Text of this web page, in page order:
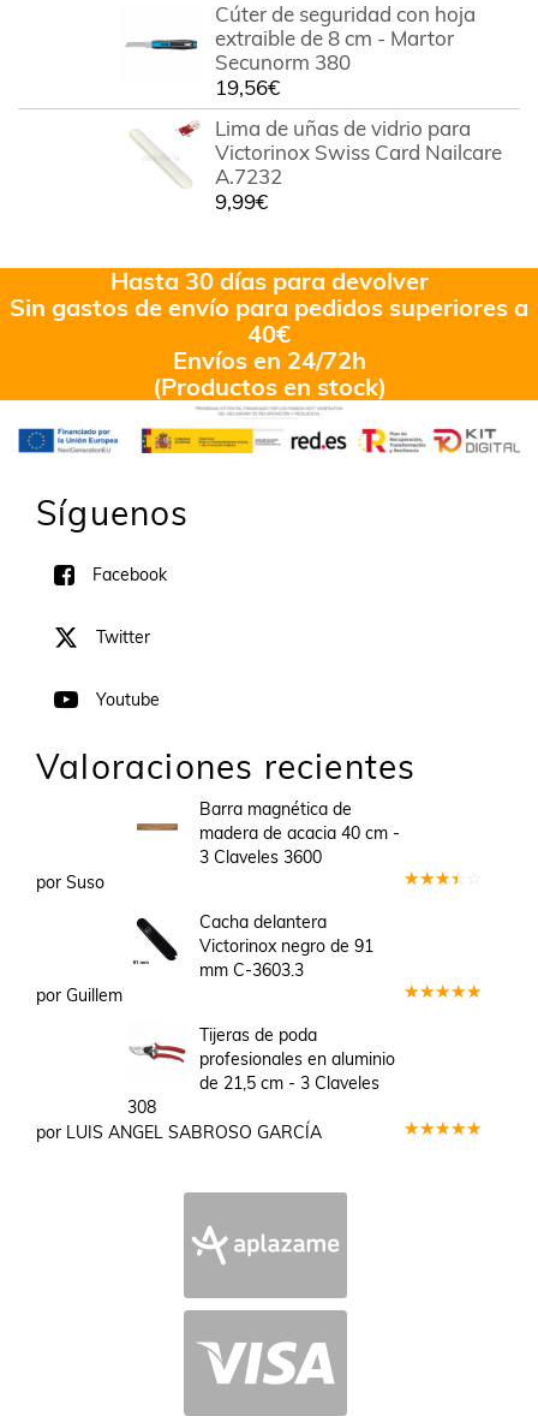
Cúter de seguridad con hoja
extraible de 8 cm - Martor
Secunorm 380
19,56€
Lima de uñas de vidrio para
Victorinox Swiss Card Nailcare
A.7232
9,99€
Hasta 30 días para devolver
Sin gastos de envío para pedidos superiores a
40€
Envíos en 24/72h
(Productos en stock)
Síguenos
Facebook
Twitter
Youtube
Valoraciones recientes
Barra magnética de
madera de acacia 40 cm -
3 Claveles 3600
por Suso
Cacha delantera
Victorinox negro de 91
mm C-3603.3
por Guillem
Tijeras de poda
profesionales en aluminio
de 21,5 cm - 3 Claveles
308
por LUIS ANGEL SABROSO GARCÍA